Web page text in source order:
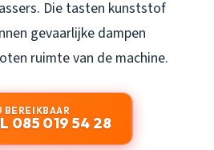
Die tasten kunststof
gevaarlijke dampen
ruimte van de machine.
BEREIKBAAR
085 019 54 28